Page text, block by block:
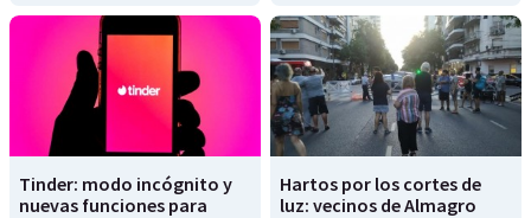
Tinder: modo incógnito y
nuevas funciones para
Hartos por los cortes de
luz: vecinos de Almagro